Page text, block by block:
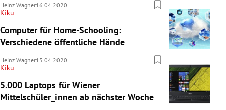
Heinz Wagner16.04.2020
Kiku
Computer für Home-Schooling:
Verschiedene öffentliche Hände
Heinz Wagner13.04.2020
Kiku
5.000 Laptops für Wiener
Mittelschüler_innen ab nächster Woche